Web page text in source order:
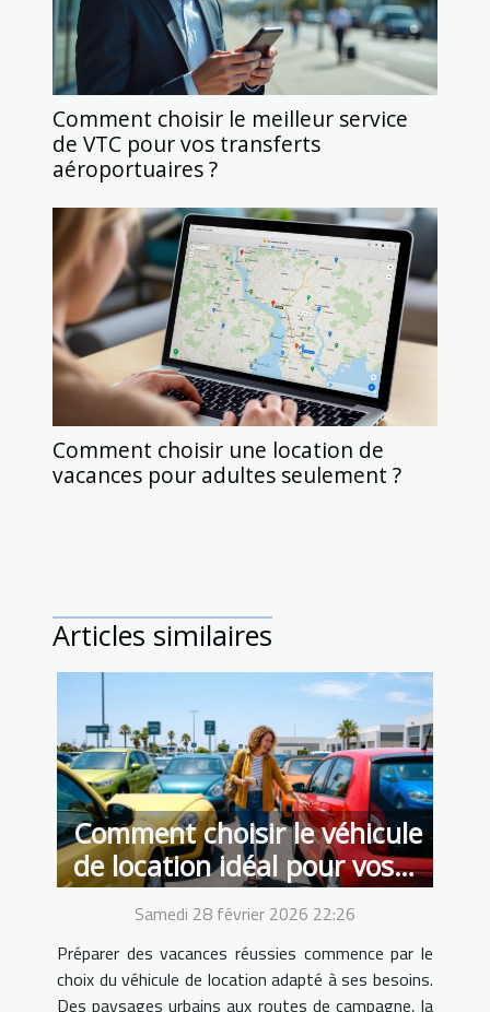
Comment choisir le meilleur service
de VTC pour vos transferts
aéroportuaires ?
Comment choisir une location de
vacances pour adultes seulement ?
Articles similaires
Comment choisir le véhicule
de location idéal pour vos
vacances ?
Samedi 28 février 2026 22:26
Préparer des vacances réussies commence par le
choix du véhicule de location adapté à ses besoins.
Des paysages urbains aux routes de campagne, la